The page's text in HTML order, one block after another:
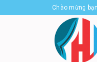
Chào mừng